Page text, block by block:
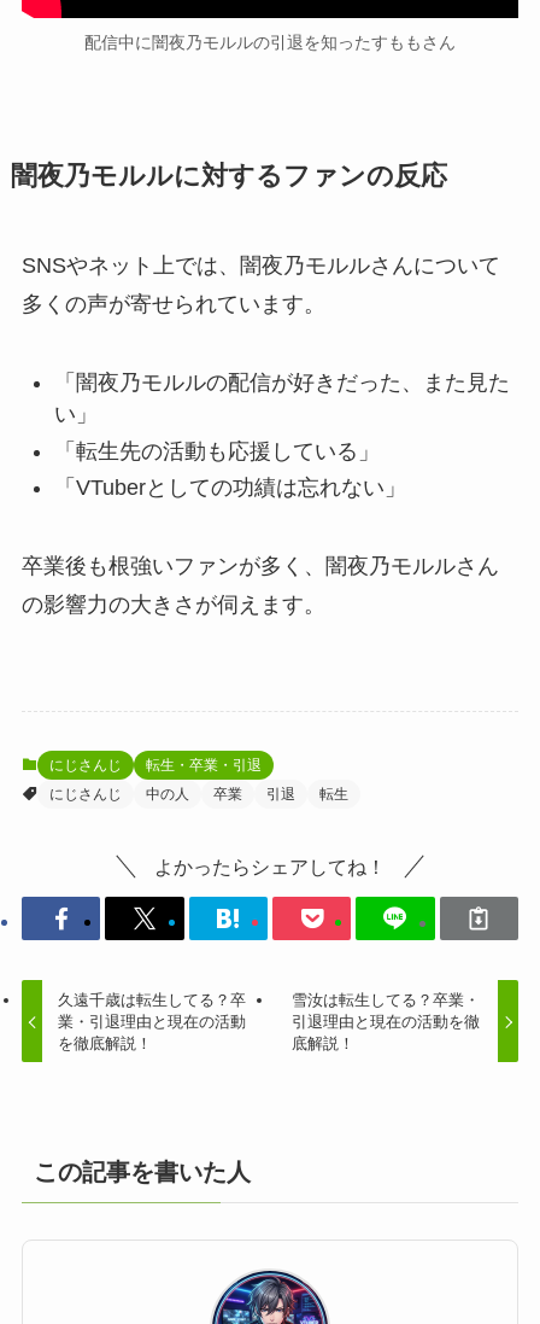
配信中に闇夜乃モルルの引退を知ったすももさん
闇夜乃モルルに対するファンの反応
SNSやネット上では、闇夜乃モルルさんについて
多くの声が寄せられています。
「闇夜乃モルルの配信が好きだった、また見た
い」
「転生先の活動も応援している」
「VTuberとしての功績は忘れない」
卒業後も根強いファンが多く、闇夜乃モルルさん
の影響力の大きさが伺えます。
にじさんじ
転生・卒業・引退
にじさんじ
中の人 卒業 引退 転生
よかったらシェアしてね！
久遠千歳は転生してる？卒
業・引退理由と現在の活動
を徹底解説！
雪汝は転生してる？卒業・
引退理由と現在の活動を徹
底解説！
この記事を書いた人